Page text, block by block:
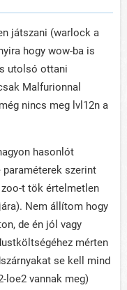
játszani (warlock a
hogy wow-ba is
utolsó ottani
Malfurionnal
nincs meg lvl12n a
hasonlót
szerint
t tök értelmetlen
Nem állítom hogy
de én jól vagy
mérten
se kell mind
loe2 vannak meg)